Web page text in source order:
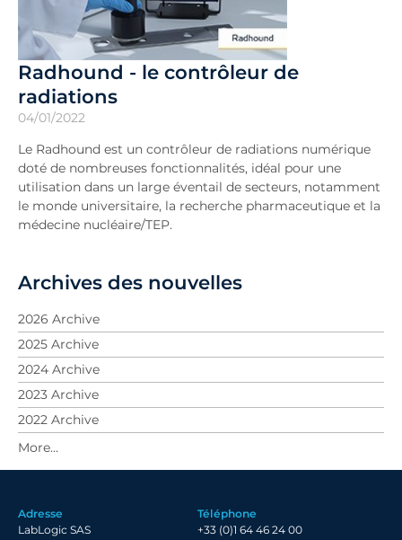
Radhound - le contrôleur de
radiations
04/01/2022
Le Radhound est un contrôleur de radiations numérique
doté de nombreuses fonctionnalités, idéal pour une
utilisation dans un large éventail de secteurs, notamment
le monde universitaire, la recherche pharmaceutique et la
médecine nucléaire/TEP.
Archives des nouvelles
2026 Archive
2025 Archive
2024 Archive
2023 Archive
2022 Archive
2021 Archive
2020 Archive
2018 Archive
Adresse
LabLogic SAS
Téléphone
+33 (0)1 64 46 24 00